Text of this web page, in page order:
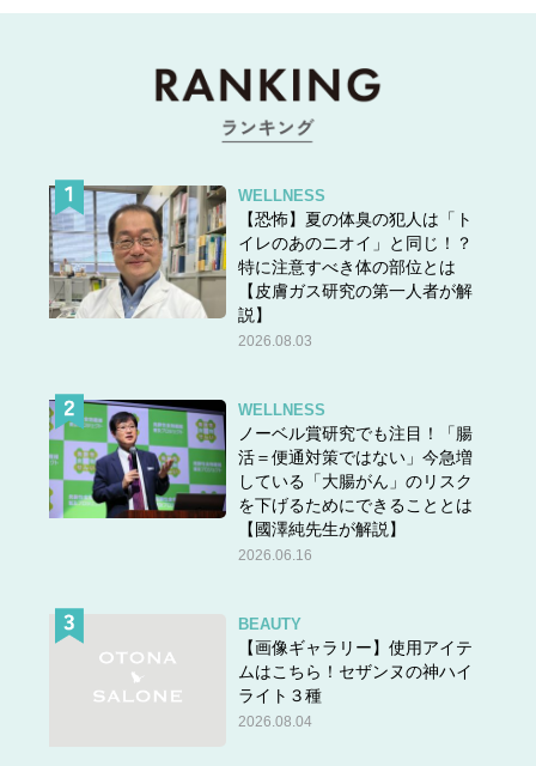
WELLNESS
【恐怖】夏の体臭の犯人は「ト
イレのあのニオイ」と同じ！？
特に注意すべき体の部位とは
【皮膚ガス研究の第一人者が解
説】
2026.08.03
WELLNESS
ノーベル賞研究でも注目！「腸
活＝便通対策ではない」今急増
している「大腸がん」のリスク
を下げるためにできることとは
【國澤純先生が解説】
2026.06.16
BEAUTY
【画像ギャラリー】使用アイテ
ムはこちら！セザンヌの神ハイ
ライト３種
2026.08.04